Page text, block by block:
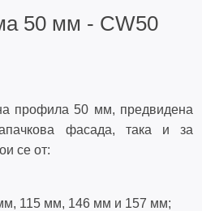
50 мм - CW50
профила 50 мм, предвидена
фасада, така и за
се от:
115 мм, 146 мм и 157 мм;